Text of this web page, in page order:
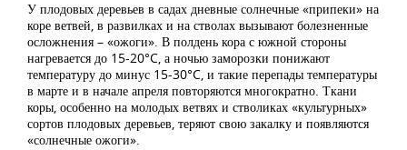
У плодовых деревьев в садах дневные солнечные «припеки» на
коре ветвей, в развилках и на стволах вызывают болезненные
осложнения – «ожоги». В полдень кора с южной стороны
нагревается до 15-20°C, а ночью заморозки понижают
температуру до минус 15-30°C, и такие перепады температуры
в марте и в начале апреля повторяются многократно. Ткани
коры, особенно на молодых ветвях и стволиках «культурных»
сортов плодовых деревьев, теряют свою закалку и появляются
«солнечные ожоги».